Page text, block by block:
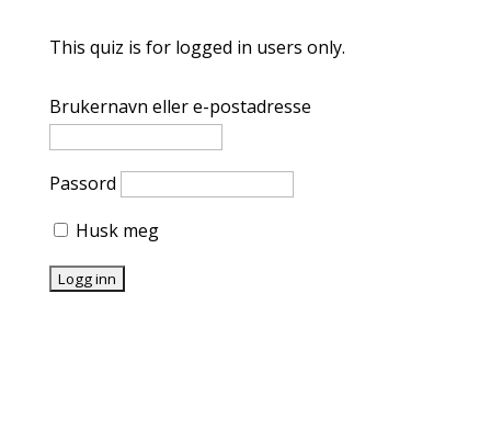
This quiz is for logged in users only.
Brukernavn eller e-postadresse
Passord
Husk meg